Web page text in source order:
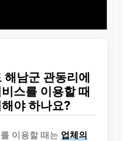
해남군 관동리에
스를 이용할 때
야 하나요?
이용할 때는 업체의